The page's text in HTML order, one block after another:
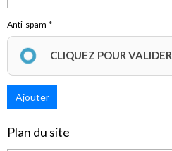
Anti-spam
CLIQUEZ POUR VALIDER
Ajouter
Plan du site